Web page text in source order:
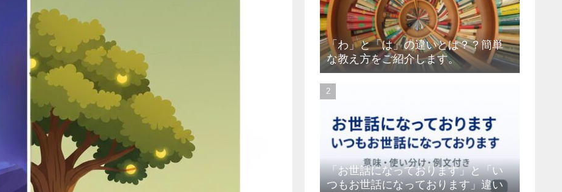
「わ」と「は」の違いとは？？簡単
な教え方をご紹介します。
「お世話になっております」と「い
つもお世話になっております」違い